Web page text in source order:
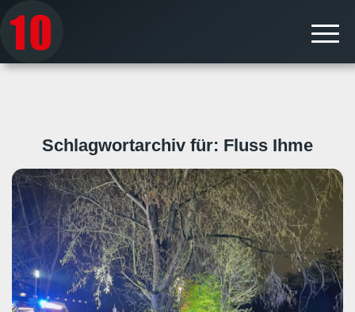
Schlagwortarchiv für: Fluss Ihme